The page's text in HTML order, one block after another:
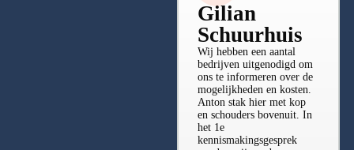
Gilian
Schuurhuis
Wij hebben een aantal
bedrijven uitgenodigd om
ons te informeren over de
mogelijkheden en kosten.
Anton stak hier met kop
en schouders bovenuit. In
het 1e
kennismakingsgesprek